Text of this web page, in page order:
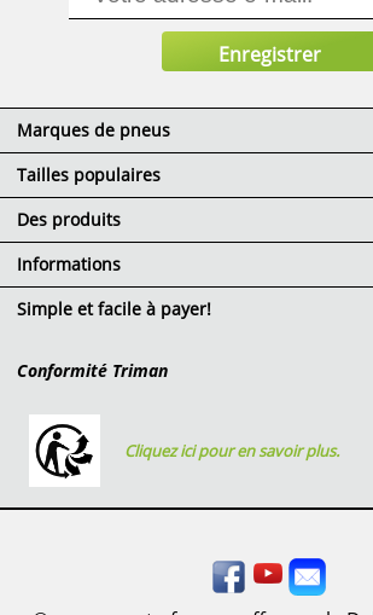
Marques de pneus
Tailles populaires
Des produits
Informations
Inscription partenaire de
Simple et facile à payer!
Conformité Triman
Cliquez ici pour en savoir plus.